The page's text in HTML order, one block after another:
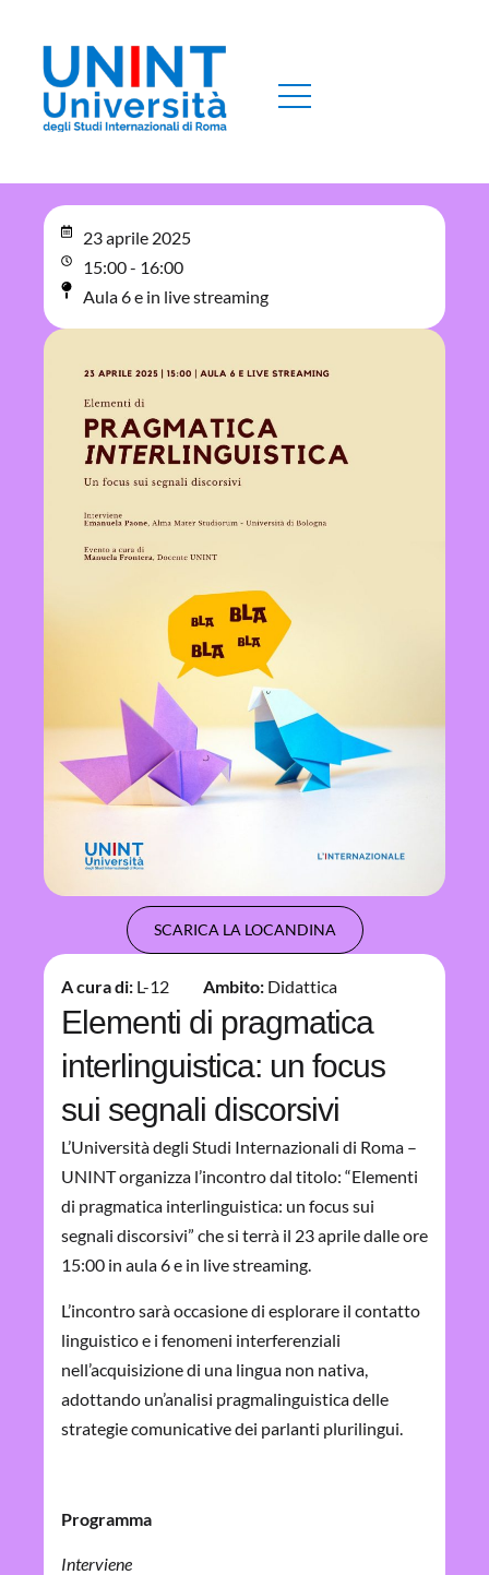
23 aprile 2025
15:00 - 16:00
Aula 6 e in live streaming
SCARICA LA LOCANDINA
A cura di: L-12 Ambito: Didattica
Elementi di pragmatica
interlinguistica: un focus
sui segnali discorsivi
L’Università degli Studi Internazionali di Roma –
UNINT organizza l’incontro dal titolo: “Elementi
di pragmatica interlinguistica: un focus sui
segnali discorsivi” che si terrà il 23 aprile dalle ore
15:00 in aula 6 e in live streaming.
L’incontro sarà occasione di esplorare il contatto
linguistico e i fenomeni interferenziali
nell’acquisizione di una lingua non nativa,
adottando un’analisi pragmalinguistica delle
strategie comunicative dei parlanti plurilingui.
Programma
Interviene